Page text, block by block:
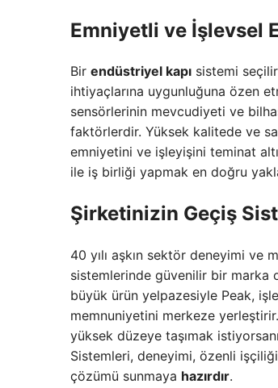
Emniyetli ve İşlevsel
Bir endüstriyel kapı sistemi
ihtiyaçlarına uygunluğuna özen
sensörlerinin mevcudiyeti ve
faktörlerdir. Yüksek kalitede ve
emniyetini ve işleyişini teminat
ile iş birliği yapmak en doğru
Şirketinizin Geçiş
40 yılı aşkın sektör deneyimi ve
sistemlerinde güvenilir bir marka
büyük ürün yelpazesiyle Peak,
memnuniyetini merkeze
yüksek düzeye taşımak
Sistemleri, deneyimi, özenli
çözümü sunmaya hazırdır.